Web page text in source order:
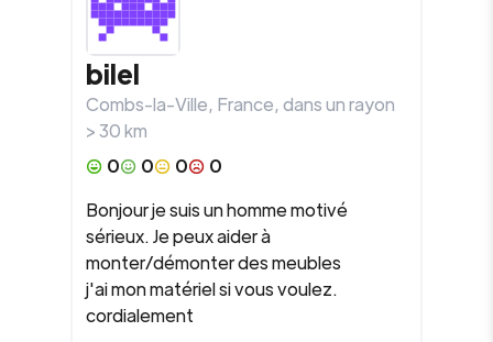
bilel
Combs-la-Ville, France, dans un rayon
>30km
0
0 0
0
Bonjour je suis un homme motivé
sérieux. Je peux aider à
monter/démonter des meubles
j'ai mon matériel si vous voulez.
cordialement